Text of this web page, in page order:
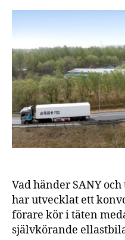
Vad händer SANY
har utvecklat ett
förare kör i täten
självkörande